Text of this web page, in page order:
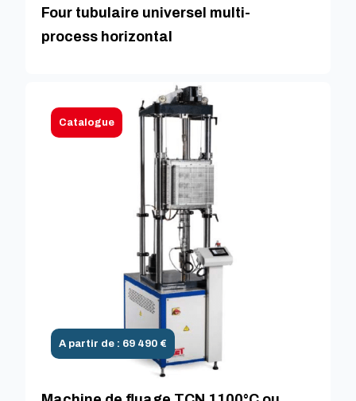
Four tubulaire universel multi-
process horizontal
Catalogue
A partir de : 69 490 €